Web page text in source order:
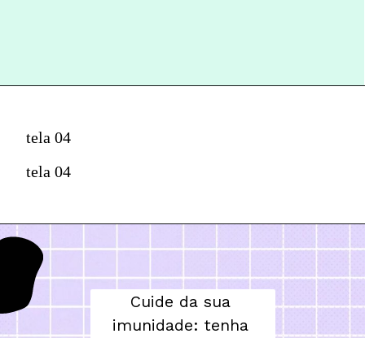
tela 04
tela 04
Cuide da sua
imunidade: tenha